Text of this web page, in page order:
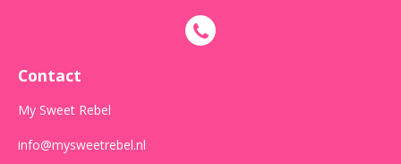
k
r
a
m
Contact
My Sweet Rebel
info@mysweetrebel.nl